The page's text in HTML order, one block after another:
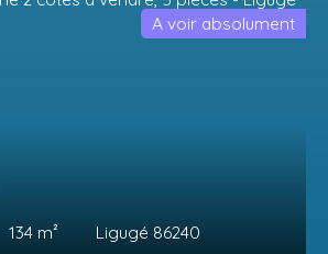
134 m² Ligugé 86240
A voir absolument